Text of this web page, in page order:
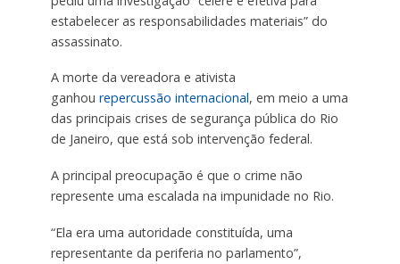
estabelecer as responsabilidades materiais” do
assassinato.
A morte da vereadora e ativista
ganhou repercussão internacional, em meio a uma
das principais crises de segurança pública do Rio
de Janeiro, que está sob intervenção federal.
A principal preocupação é que o crime não
represente uma escalada na impunidade no Rio.
“Ela era uma autoridade constituída, uma
representante da periferia no parlamento”,